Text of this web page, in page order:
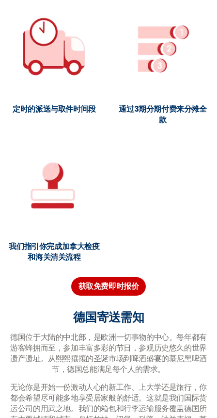
定时的派送与取件时间段
通过3期分期付费来分摊全
款
我们指引你完成加拿大检疫
和海关清关流程
获取免费即时报价
德国寄送需知
德国位于大陆的中北部，是欧洲一切事物的中心。每年都有
游客蜂拥而至，参加丰富多彩的节日，参观历史悠久的世界
遗产遗址。从熙熙攘攘的圣诞市场到啤酒盛宴的慕尼黑啤酒
节，德国总能满足每个人的需求。
无论你是开始一份激动人心的新工作、上大学还是旅行，你
都会希望尽可能多地享受居家般的舒适。这就是我们国际货
运公司的用武之地。我们的箱包和行李运输服务覆盖德国所